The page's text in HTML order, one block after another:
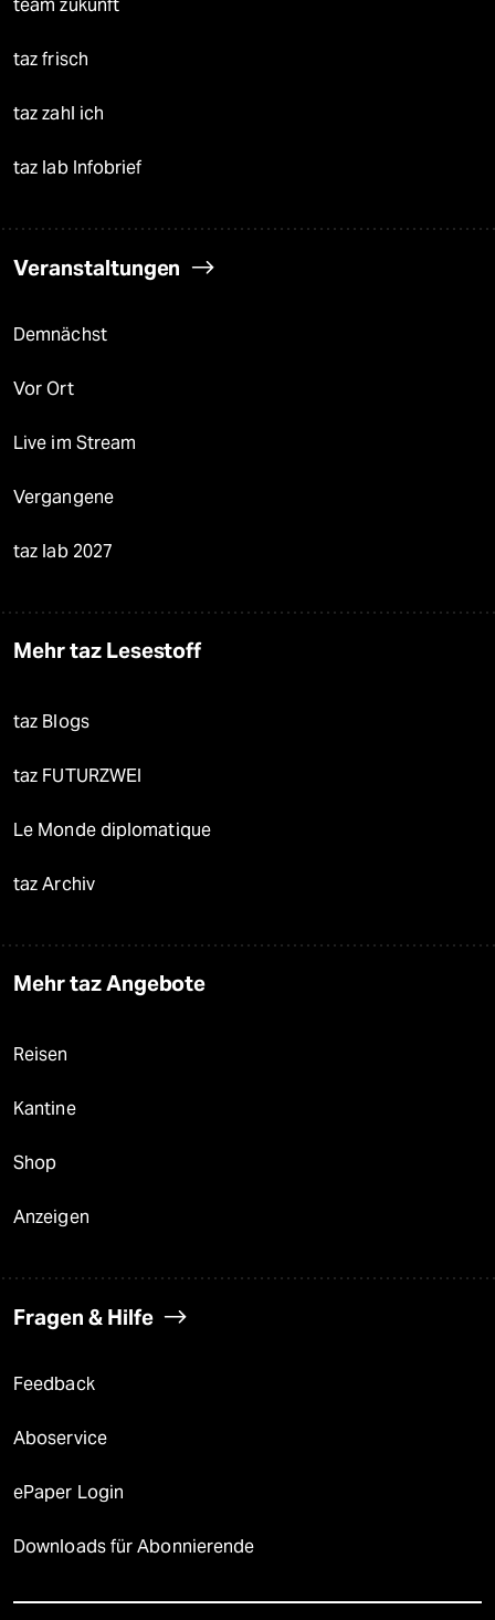
team zukunft
taz frisch
taz zahl ich
taz lab Infobrief
Veranstaltungen
Demnächst
Vor Ort
Live im Stream
Vergangene
taz lab 2027
Mehr taz Lesestoff
taz Blogs
taz FUTURZWEI
Le Monde diplomatique
taz Archiv
Mehr taz Angebote
Reisen
Kantine
Shop
Anzeigen
Fragen & Hilfe
Feedback
Aboservice
ePaper Login
Downloads für Abonnierende